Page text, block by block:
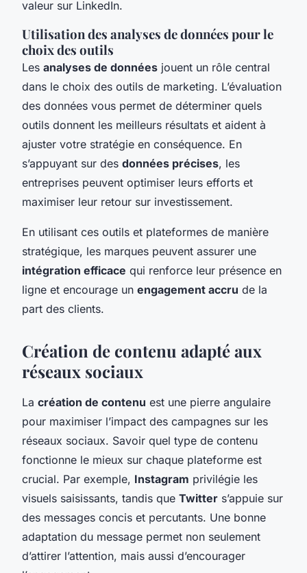
valeur sur LinkedIn.
Utilisation des analyses de données pour le
choix des outils
Les analyses de données jouent un rôle central
dans le choix des outils de marketing. L’évaluation
des données vous permet de déterminer quels
outils donnent les meilleurs résultats et aident à
ajuster votre stratégie en conséquence. En
s’appuyant sur des données précises, les
entreprises peuvent optimiser leurs efforts et
maximiser leur retour sur investissement.
En utilisant ces outils et plateformes de manière
stratégique, les marques peuvent assurer une
intégration efficace qui renforce leur présence en
ligne et encourage un engagement accru de la
part des clients.
Création de contenu adapté aux
réseaux sociaux
La création de contenu est une pierre angulaire
pour maximiser l’impact des campagnes sur les
réseaux sociaux. Savoir quel type de contenu
fonctionne le mieux sur chaque plateforme est
crucial. Par exemple, Instagram privilégie les
visuels saisissants, tandis que Twitter s’appuie sur
des messages concis et percutants. Une bonne
adaptation du message permet non seulement
d’attirer l’attention, mais aussi d’encourager